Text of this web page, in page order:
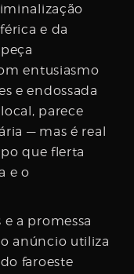
e da
entusiasmo
e endossada
parece
— mas é real
que flerta
e o
a promessa
anúncio utiliza
faroeste